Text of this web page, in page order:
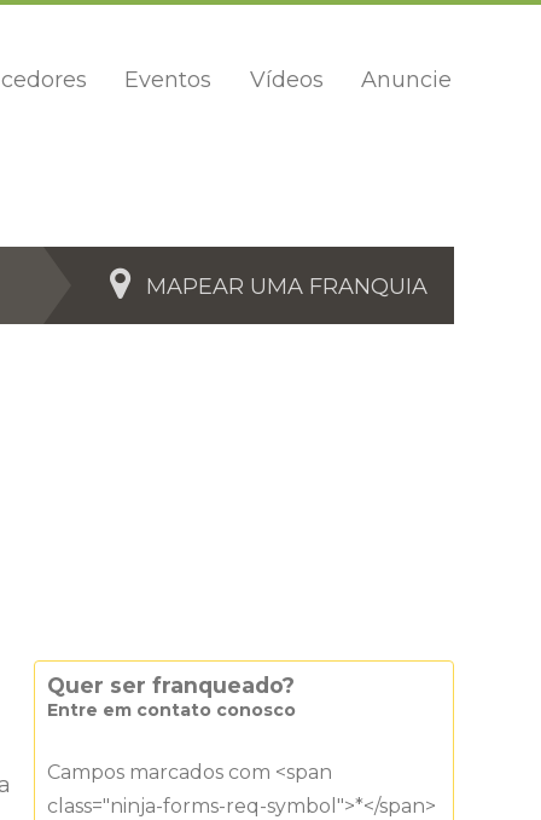
Eventos Vídeos Anuncie
MAPEAR UMA FRANQUIA
Quer ser franqueado?
Entre em contato conosco
Campos marcados com <span
class="ninja-forms-req-symbol">*</span>